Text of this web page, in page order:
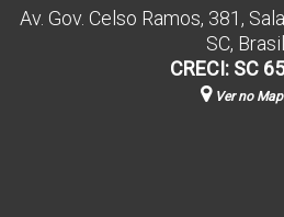
Av. Gov. Celso Ramos, 381 ,
SC, Brasil
CRECI: SC
Ver no